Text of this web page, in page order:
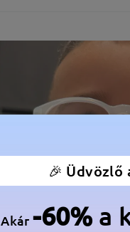
🎉 Üdvözlő
Akár-60% a